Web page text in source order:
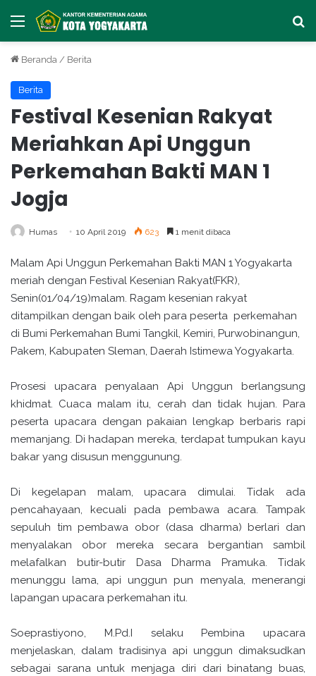
Menu
Beranda / Berita
Berita
Festival Kesenian Rakyat
Meriahkan Api Unggun
Perkemahan Bakti MAN 1
Jogja
Humas 10 April 2019 623 1 menit dibaca
Malam Api Unggun Perkemahan Bakti MAN 1 Yogyakarta
meriah dengan Festival Kesenian Rakyat(FKR),
Senin(01/04/19)malam. Ragam kesenian rakyat
ditampilkan dengan baik oleh para peserta perkemahan
di Bumi Perkemahan Bumi Tangkil, Kemiri, Purwobinangun,
Pakem, Kabupaten Sleman, Daerah Istimewa Yogyakarta.
Prosesi upacara penyalaan Api Unggun berlangsung
khidmat. Cuaca malam itu, cerah dan tidak hujan. Para
peserta upacara dengan pakaian lengkap berbaris rapi
memanjang. Di hadapan mereka, terdapat tumpukan kayu
bakar yang disusun menggunung.
Di kegelapan malam, upacara dimulai. Tidak ada
pencahayaan, kecuali pada pembawa acara. Tampak
sepuluh tim pembawa obor (dasa dharma) berlari dan
menyalakan obor mereka secara bergantian sambil
melafalkan butir-butir Dasa Dharma Pramuka. Tidak
menunggu lama, api unggun pun menyala, menerangi
lapangan upacara perkemahan itu.
Soeprastiyono, M.Pd.I selaku Pembina upacara
menjelaskan, dalam tradisinya api unggun dimaksudkan
sebagai sarana untuk menjaga diri dari binatang buas,